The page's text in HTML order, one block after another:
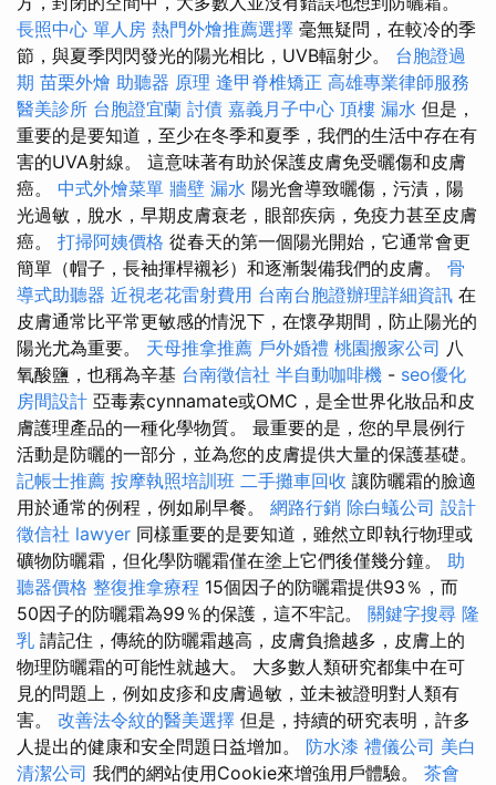
長照中心 單人房 熱門外燴推薦選擇 毫無疑問，在較冷的季
節，與夏季閃閃發光的陽光相比，UVB輻射少。 台胞證過
期 苗栗外燴 助聽器 原理 逢甲脊椎矯正 高雄專業律師服務
醫美診所 台胞證宜蘭 討債 嘉義月子中心 頂樓 漏水 但是，
重要的是要知道，至少在冬季和夏季，我們的生活中存在有
害的UVA射線。 這意味著有助於保護皮膚免受曬傷和皮膚
癌。 中式外燴菜單 牆壁 漏水 陽光會導致曬傷，污漬，陽
光過敏，脫水，早期皮膚衰老，眼部疾病，免疫力甚至皮膚
癌。 打掃阿姨價格 從春天的第一個陽光開始，它通常會更
簡單（帽子，長袖揮桿襯衫）和逐漸製備我們的皮膚。 骨
導式助聽器 近視老花雷射費用 台南台胞證辦理詳細資訊 在
皮膚通常比平常更敏感的情況下，在懷孕期間，防止陽光的
陽光尤為重要。 天母推拿推薦 戶外婚禮 桃園搬家公司 八
氧酸鹽，也稱為辛基 台南徵信社 半自動咖啡機 - seo優化
房間設計 亞毒素cynnamate或OMC，是全世界化妝品和皮
膚護理產品的一種化學物質。 最重要的是，您的早晨例行
活動是防曬的一部分，並為您的皮膚提供大量的保護基礎。
記帳士推薦 按摩執照培訓班 二手攤車回收 讓防曬霜的臉適
用於通常的例程，例如刷早餐。 網路行銷 除白蟻公司 設計
徵信社 lawyer 同樣重要的是要知道，雖然立即執行物理或
礦物防曬霜，但化學防曬霜僅在塗上它們後僅幾分鐘。 助
聽器價格 整復推拿療程 15個因子的防曬霜提供93％，而
50因子的防曬霜為99％的保護，這不牢記。 關鍵字搜尋 隆
乳 請記住，傳統的防曬霜越高，皮膚負擔越多，皮膚上的
物理防曬霜的可能性就越大。 大多數人類研究都集中在可
見的問題上，例如皮疹和皮膚過敏，並未被證明對人類有
害。 改善法令紋的醫美選擇 但是，持續的研究表明，許多
人提出的健康和安全問題日益增加。 防水漆 禮儀公司 美白
清潔公司 我們的網站使用Cookie來增強用戶體驗。 茶會